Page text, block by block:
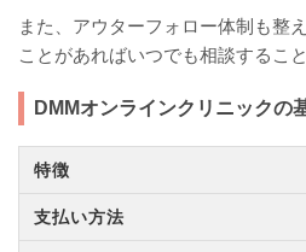
また、アウターフォロー体制も整
ことがあればいつでも相談するこ
DMMオンラインクリニックの
特徴
支払い方法